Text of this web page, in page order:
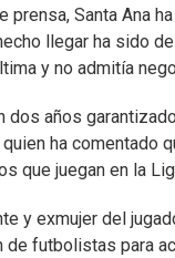
prensa, Santa Ana
llegar ha sido
y no admitía
dos años
ha comentado
que juegan en la
y exmujer del
de futbolistas para